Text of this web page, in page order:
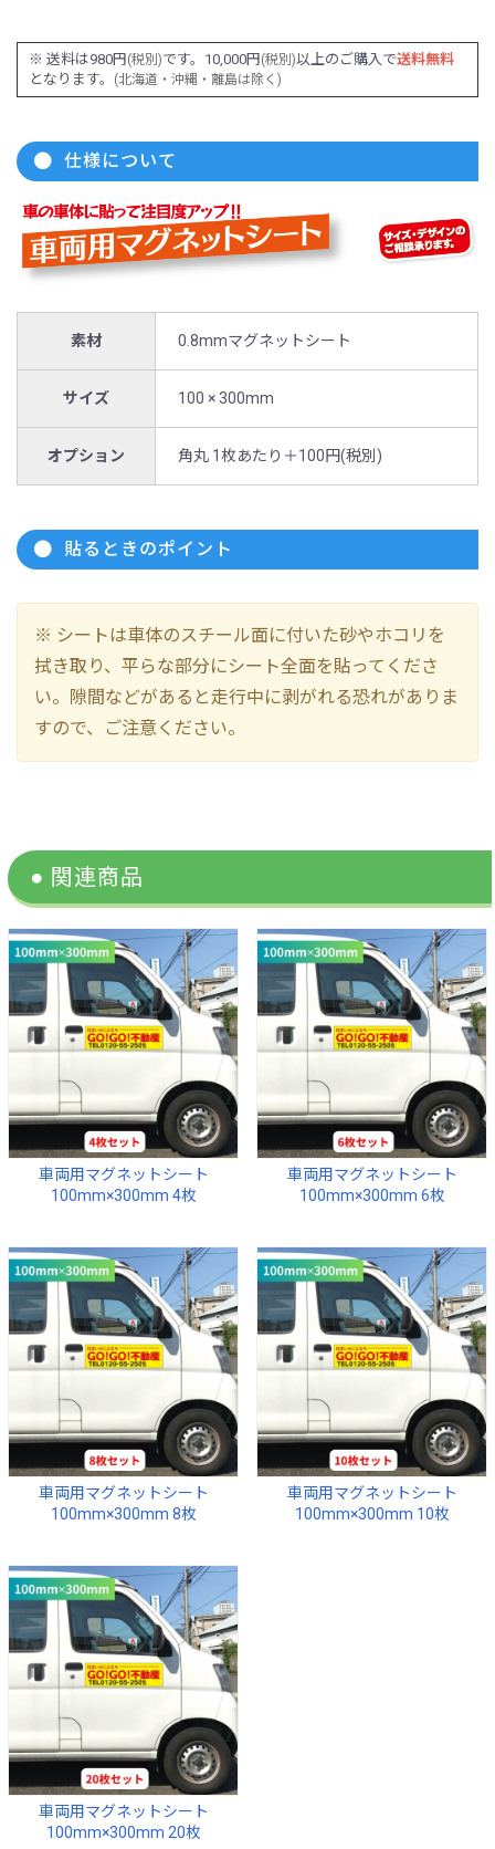
※ 送料は980円 (税別)です。10,000円 (税別)以上のご購入で送料無料
となります。
(北海道・沖縄・離島は除く)
仕様について
素材 0.8mmマグネットシート
サイズ 100 × 300mm
オプション 角丸 1枚あたり＋100円(税別)
貼るときのポイント
※ シートは車体のスチール面に付いた砂やホコリを
拭き取り、平らな部分にシート全面を貼ってくださ
い。隙間などがあると走行中に剥がれる恐れがありま
すので、ご注意ください。
車両用マグネットシート
100mm×300mm 4枚
車両用マグネットシート
100mm×300mm 6枚
車両用マグネットシート
100mm×300mm 8枚
車両用マグネットシート
100mm×300mm 10枚
車両用マグネットシート
100mm×300mm 20枚